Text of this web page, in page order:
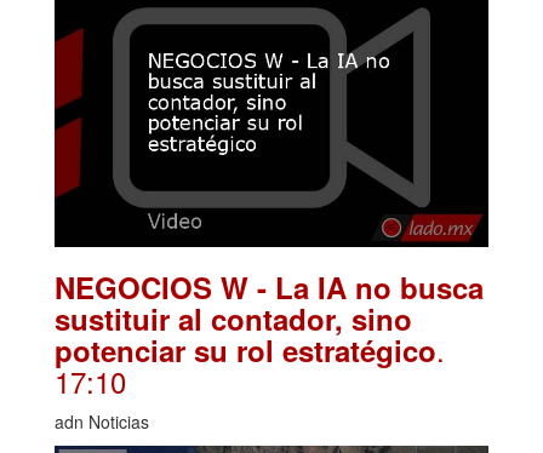
NEGOCIOS W - La IA no busca
sustituir al contador, sino
potenciar su rol estratégico.
17:10
adn Noticias